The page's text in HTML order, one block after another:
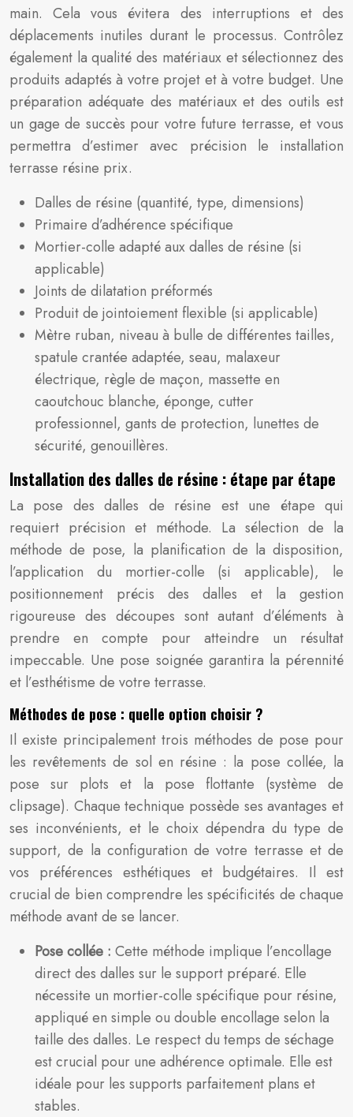
main. Cela vous évitera des interruptions et des
déplacements inutiles durant le processus. Contrôlez
également la qualité des matériaux et sélectionnez des
produits adaptés à votre projet et à votre budget. Une
préparation adéquate des matériaux et des outils est
un gage de succès pour votre future terrasse, et vous
permettra d’estimer avec précision le installation
terrasse résine prix.
Dalles de résine (quantité, type, dimensions)
Primaire d’adhérence spécifique
Mortier-colle adapté aux dalles de résine (si
applicable)
Joints de dilatation préformés
Produit de jointoiement flexible (si applicable)
Mètre ruban, niveau à bulle de différentes tailles,
spatule crantée adaptée, seau, malaxeur
électrique, règle de maçon, massette en
caoutchouc blanche, éponge, cutter
professionnel, gants de protection, lunettes de
sécurité, genouillères.
Installation des dalles de résine : étape par étape
La pose des dalles de résine est une étape qui
requiert précision et méthode. La sélection de la
méthode de pose, la planification de la disposition,
l’application du mortier-colle (si applicable), le
positionnement précis des dalles et la gestion
rigoureuse des découpes sont autant d’éléments à
prendre en compte pour atteindre un résultat
impeccable. Une pose soignée garantira la pérennité
et l’esthétisme de votre terrasse.
Méthodes de pose : quelle option choisir ?
Il existe principalement trois méthodes de pose pour
les revêtements de sol en résine : la pose collée, la
pose sur plots et la pose flottante (système de
clipsage). Chaque technique possède ses avantages et
ses inconvénients, et le choix dépendra du type de
support, de la configuration de votre terrasse et de
vos préférences esthétiques et budgétaires. Il est
crucial de bien comprendre les spécificités de chaque
méthode avant de se lancer.
Pose collée : Cette méthode implique l’encollage
direct des dalles sur le support préparé. Elle
nécessite un mortier-colle spécifique pour résine,
appliqué en simple ou double encollage selon la
taille des dalles. Le respect du temps de séchage
est crucial pour une adhérence optimale. Elle est
idéale pour les supports parfaitement plans et
stables.